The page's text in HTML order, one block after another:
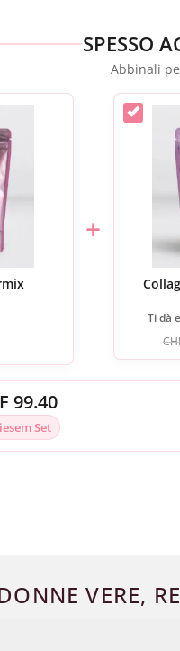
SPESSO
Abbinali
+
Ti dà
99.40
Set
VERE,